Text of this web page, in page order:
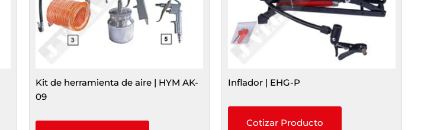
Kit de herramienta de aire | HYM AK-
09
Inflador | EHG-P
Cotizar Producto